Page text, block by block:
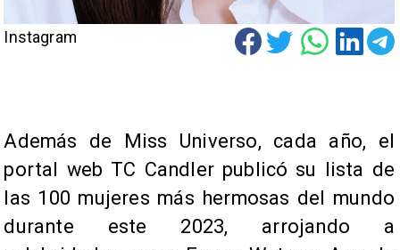
Instagram
Además de Miss Universo, cada año, el
portal web TC Candler publicó su lista de
las 100 mujeres más hermosas del mundo
durante este 2023, arrojando a